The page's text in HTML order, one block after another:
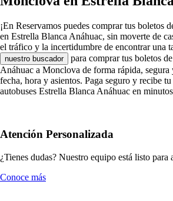
¡En Reservamos puedes comprar tus boletos
en Estrella Blanca Anáhuac, sin moverte de
el tráfico y la incertidumbre de encontrar una
nuestro buscador
para comprar tus boletos
Anáhuac a Monclova de forma rápida,
fecha, hora y asientos. Paga seguro y recibe
autobuses Estrella Blanca Anáhuac en
Atención Personalizada
¿Tienes dudas? Nuestro equipo está listo para
Conoce más